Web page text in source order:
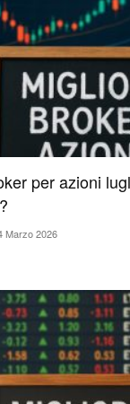
per azioni
Marzo 2026